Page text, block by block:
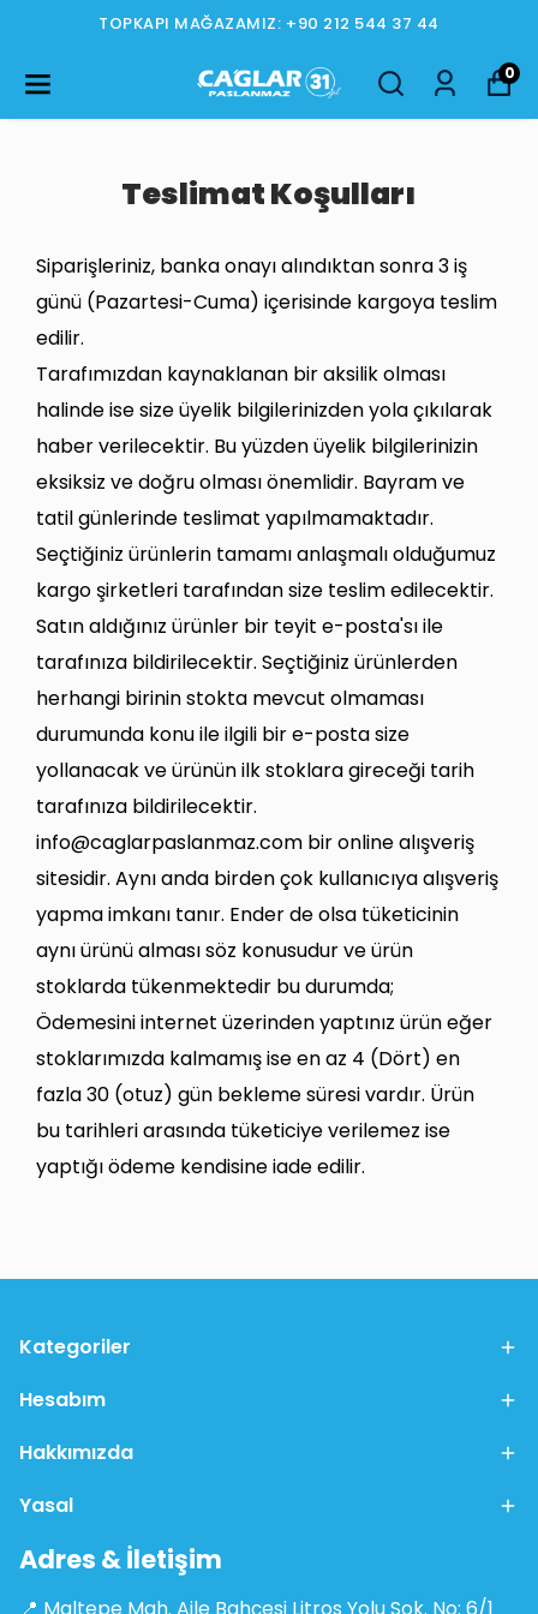
TOPKAPI MAĞAZAMIZ: +90 212 544 37 44
0
Teslimat Koşulları
Siparişleriniz, banka onayı alındıktan sonra 3 iş
günü (Pazartesi-Cuma) içerisinde kargoya teslim
edilir.
Tarafımızdan kaynaklanan bir aksilik olması
halinde ise size üyelik bilgilerinizden yola çıkılarak
haber verilecektir. Bu yüzden üyelik bilgilerinizin
eksiksiz ve doğru olması önemlidir. Bayram ve
tatil günlerinde teslimat yapılmamaktadır.
Seçtiğiniz ürünlerin tamamı anlaşmalı olduğumuz
kargo şirketleri tarafından size teslim edilecektir.
Satın aldığınız ürünler bir teyit e-posta'sı ile
tarafınıza bildirilecektir. Seçtiğiniz ürünlerden
herhangi birinin stokta mevcut olmaması
durumunda konu ile ilgili bir e-posta size
yollanacak ve ürünün ilk stoklara gireceği tarih
tarafınıza bildirilecektir.
info@caglarpaslanmaz.com bir online alışveriş
sitesidir. Aynı anda birden çok kullanıcıya alışveriş
yapma imkanı tanır. Ender de olsa tüketicinin
aynı ürünü alması söz konusudur ve ürün
stoklarda tükenmektedir bu durumda;
Ödemesini internet üzerinden yaptınız ürün eğer
stoklarımızda kalmamış ise en az 4 (Dört) en
fazla 30 (otuz) gün bekleme süresi vardır. Ürün
bu tarihleri arasında tüketiciye verilemez ise
yaptığı ödeme kendisine iade edilir.
Kategoriler
Hesabım
Hakkımızda
Yasal
Adres & İletişim